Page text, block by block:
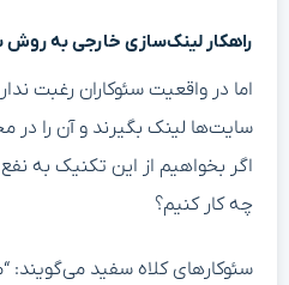
راهکار لینک‌سازی خارجی به روش
اما در واقعیت سئوکاران رغبت
سایت‌ها لینک بگیرند و آن را در
اگر بخواهیم از این تکنیک به
چه کار کنیم؟
سئوکارهای کلاه سفید می‌گویند: